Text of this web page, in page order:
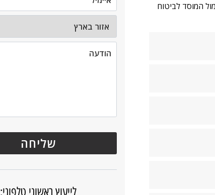
המוסד לביטוח
לייעוץ ראשוני טלפוני: